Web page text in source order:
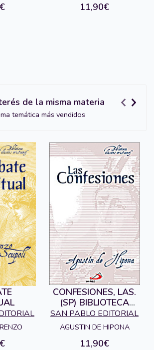
11,90€
de la misma materia
temática más vendidos
CONFESIONES, LAS.
(SP) BIBLIOTECA
CLASICOS
CRISTIANOS
SAN PABLO EDITORIAL
AGUSTIN DE HIPONA
11,90€